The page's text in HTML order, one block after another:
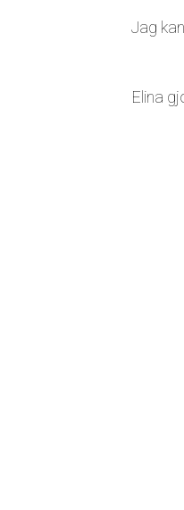
Jag
Elina